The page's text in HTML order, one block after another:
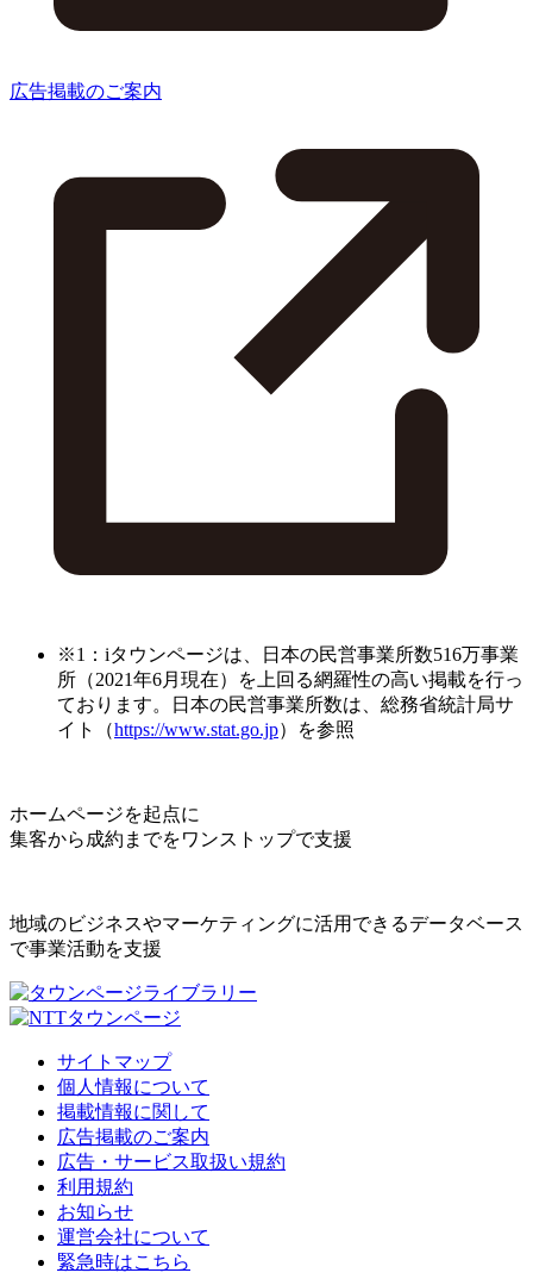
広告掲載のご案内
※1：iタウンページは、日本の民営事業所数516万事業
所（2021年6月現在）を上回る網羅性の高い掲載を行っ
ております。日本の民営事業所数は、総務省統計局サ
イト（https://www.stat.go.jp）を参照
ホームページを起点に
集客から成約までをワンストップで支援
地域のビジネスやマーケティングに活用できるデータベース
で事業活動を支援
サイトマップ
個人情報について
掲載情報に関して
広告掲載のご案内
広告・サービス取扱い規約
利用規約
お知らせ
運営会社について
緊急時はこちら